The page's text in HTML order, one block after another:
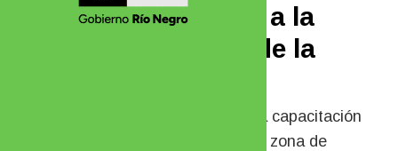
herramientas frente a la
violencia y el valor de la
La escuela Wu Shu Tao dictará una capacitación
abierta para todas las edades en la zona de